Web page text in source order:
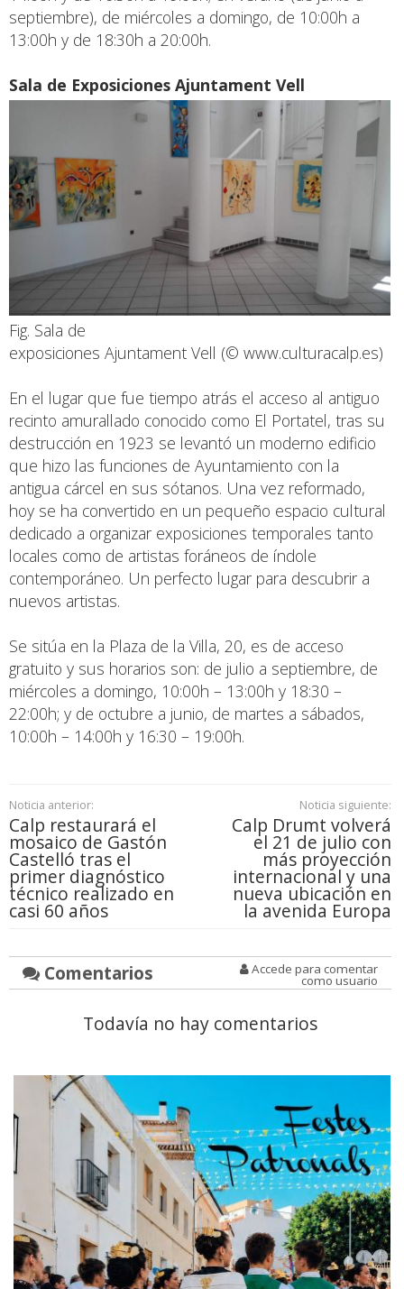
septiembre), de miércoles a domingo, de 10:00h a
13:00h y de 18:30h a 20:00h.
Sala de Exposiciones Ajuntament Vell
Fig. Sala de
exposiciones Ajuntament Vell (© www.culturacalp.es)
En el lugar que fue tiempo atrás el acceso al antiguo
recinto amurallado conocido como El Portatel, tras su
destrucción en 1923 se levantó un moderno edificio
que hizo las funciones de Ayuntamiento con la
antigua cárcel en sus sótanos. Una vez reformado,
hoy se ha convertido en un pequeño espacio cultural
dedicado a organizar exposiciones temporales tanto
locales como de artistas foráneos de índole
contemporáneo. Un perfecto lugar para descubrir a
nuevos artistas.
Se sitúa en la Plaza de la Villa, 20, es de acceso
gratuito y sus horarios son: de julio a septiembre, de
miércoles a domingo, 10:00h – 13:00h y 18:30 –
22:00h; y de octubre a junio, de martes a sábados,
10:00h – 14:00h y 16:30 – 19:00h.
Noticia anterior:
Calp restaurará el
mosaico de Gastón
Castelló tras el
primer diagnóstico
técnico realizado en
casi 60 años
Noticia siguiente:
Calp Drumt volverá
el 21 de julio con
más proyección
internacional y una
nueva ubicación en
la avenida Europa
Comentarios Accede para comentar
como usuario
Todavía no hay comentarios